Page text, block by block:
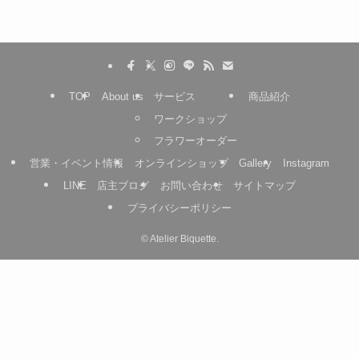
TOP About us
サービス
ワークショップ
フラワーオーダー
商品紹介
営業・イベント情報 オンラインショップ Gallery
Instagram
LINE
店主ブログ お問い合わせ
サイトマップ
プライバシーポリシー
©Atelier Biquette.